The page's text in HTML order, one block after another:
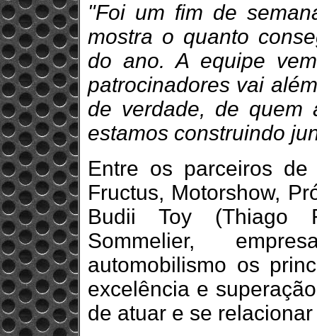
"Foi um fim de
mostra o quanto
do ano. A equipe
patrocinadores vai
de verdade, de quem
estamos construindo
Entre os parceiros de
Fructus, Motorshow,
Budii Toy (Thiago
Sommelier,
automobilismo os
excelência e
de atuar e se